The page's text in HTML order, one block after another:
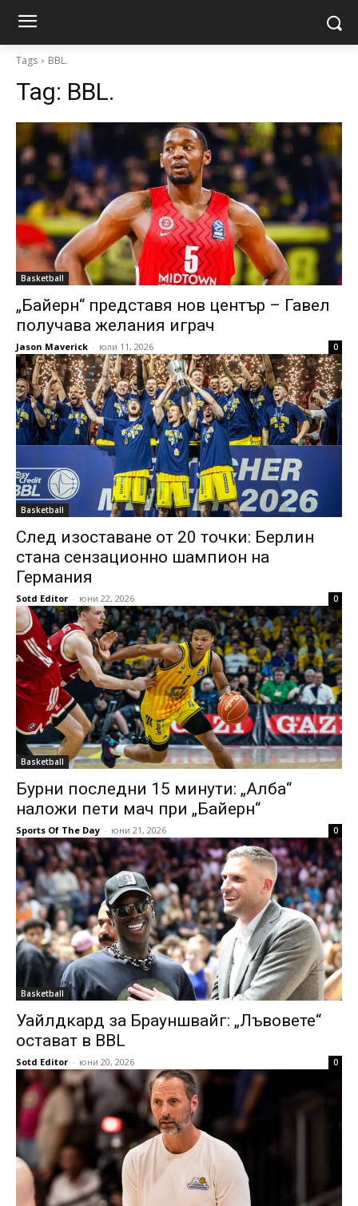
Tags BBL.
Tag: BBL.
Basketball
„Байерн“ представя нов център – Гавел
получава желания играч
Jason Maverick - юли 11, 2026 0
Basketball
След изоставане от 20 точки: Берлин
стана сензационно шампион на
Германия
Sotd Editor - юни 22, 2026 0
Basketball
Бурни последни 15 минути: „Алба“
наложи пети мач при „Байерн“
Sports Of The Day - юни 21, 2026 0
Basketball
Уайлдкард за Брауншвайг: „Лъвовете“
остават в BBL
Sotd Editor - юни 20, 2026 0